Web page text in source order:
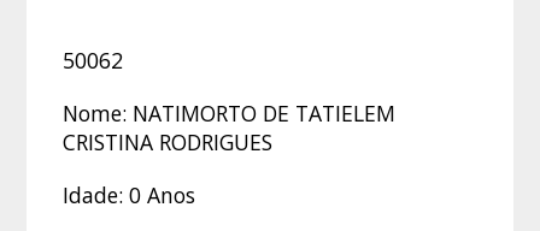
50062
Nome: NATIMORTO DE TATIELEM
CRISTINA RODRIGUES
Idade: 0 Anos